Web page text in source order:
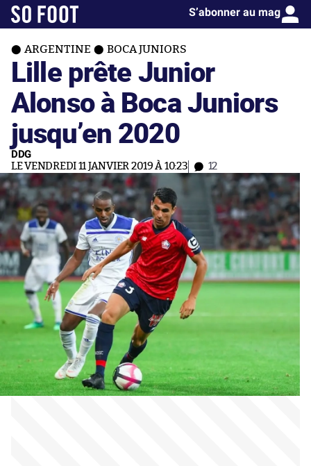
S’abonner au mag
ARGENTINE BOCA JUNIORS
Lille prête Junior
Alonso à Boca Juniors
jusqu’en 2020
DDG
LE VENDREDI 11 JANVIER 2019 À 10:23 12